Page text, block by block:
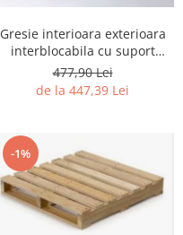
Gresie interioara exterioara
interblocabila cu suport
poliuretan
477,90 Lei
de la 447,39 Lei
-1%